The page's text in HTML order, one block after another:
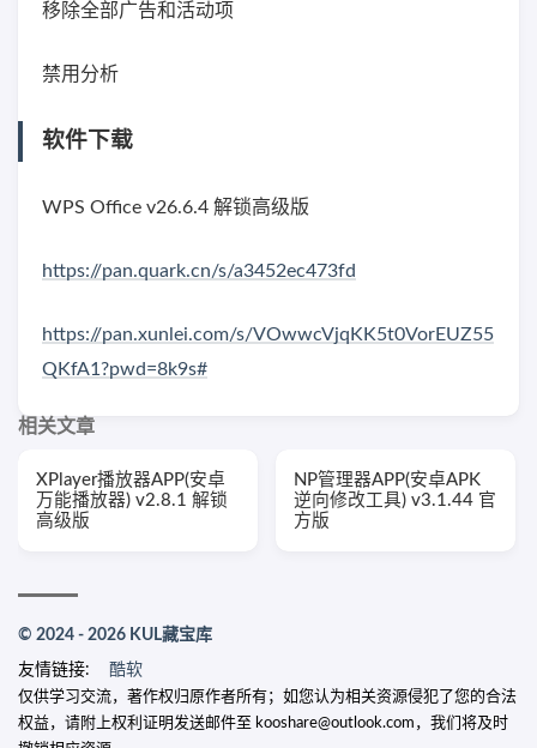
移除全部广告和活动项
禁用分析
软件下载
WPS Office v26.6.4 解锁高级版
https://pan.quark.cn/s/a3452ec473fd
https://pan.xunlei.com/s/VOwwcVjqKK5t0VorEUZ55
QKfA1?pwd=8k9s#
相关文章
XPlayer播放器APP(安卓
万能播放器) v2.8.1 解锁
高级版
NP管理器APP(安卓APK
逆向修改工具) v3.1.44 官
方版
© 2024 - 2026 KUL藏宝库
友情链接: 酷软
仅供学习交流，著作权归原作者所有；如您认为相关资源侵犯了您的合法
权益，请附上权利证明发送邮件至 kooshare@outlook.com，我们将及时